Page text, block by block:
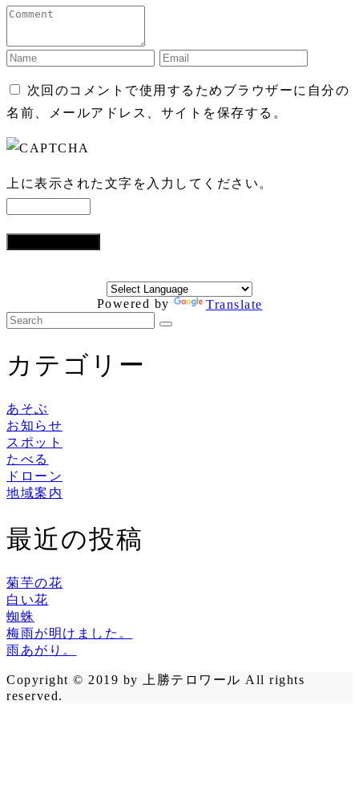
次回のコメントで使用するためブラウザーに自分の
名前、メールアドレス、サイトを保存する。
上に表示された文字を入力してください。
Powered by Translate
カテゴリー
あそぶ
お知らせ
スポット
たべる
ドローン
地域案内
最近の投稿
菊芋の花
白い花
蜘蛛
梅雨が明けました。
雨あがり。
Copyright © 2019 by 上勝テロワール All rights
reserved.